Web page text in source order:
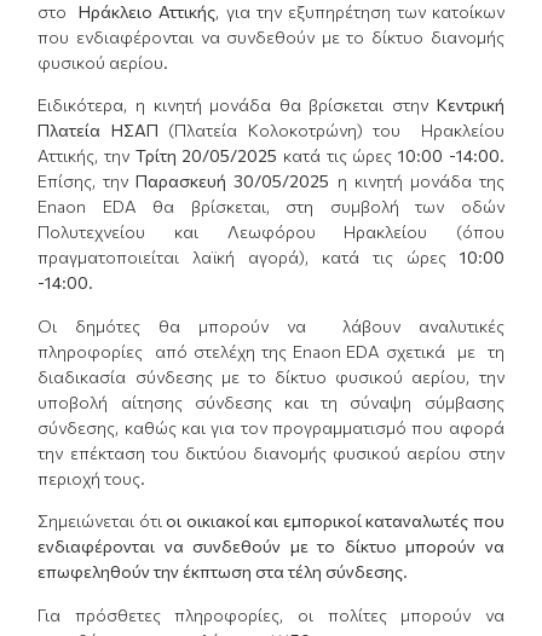
στο
Ηράκλειο Αττικής, για την εξυπηρέτηση των κατοίκων
που ενδιαφέρονται να συνδεθούν με το δίκτυο διανομής
φυσικού αερίου.
Ειδικότερα, η κινητή μονάδα θα βρίσκεται στην Κεντρική
Πλατεία ΗΣΑΠ (Πλατεία Κολοκοτρώνη) του Ηρακλείου
Αττικής, την Τρίτη 20/05/2025 κατά τις ώρες 10:00 -14:00.
Επίσης, τηνΠαρασκευή 30/05/2025 η κινητή μονάδα της
Εnaon EDA θα βρίσκεται, στη συμβολή των οδών
Πολυτεχνείου και Λεωφόρου Ηρακλείου (όπου
πραγματοποιείται λαϊκή αγορά), κατά τις ώρες 10:00
-14:00.
Οι δημότες θα μπορούν να λάβουν αναλυτικές
πληροφορίες από στελέχη της Enaon EDA σχετικά με τη
διαδικασία σύνδεσης με το δίκτυο φυσικού αερίου, την
υποβολή αίτησης σύνδεσης και τη σύναψη σύμβασης
σύνδεσης, καθώς και για τον προγραμματισμό που αφορά
την επέκταση του δικτύου διανομής φυσικού αερίου στην
περιοχή τους.
Σημειώνεται ότιοι οικιακοί και εμπορικοί καταναλωτές που
ενδιαφέρονται να συνδεθούν με το δίκτυο μπορούν να
επωφεληθούν την έκπτωση στα τέλη σύνδεσης.
Για πρόσθετες πληροφορίες, οι πολίτες μπορούν να